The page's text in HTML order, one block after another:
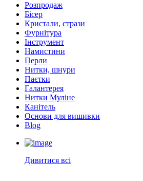
Розпродаж
Бісер
Кристали, стрази
Фурнітура
Інструмент
Намистини
Перли
Нитки, шнури
Паєтки
Галантерея
Нитки Муліне
Канітель
Основи для вишивки
Blog
Дивитися всі